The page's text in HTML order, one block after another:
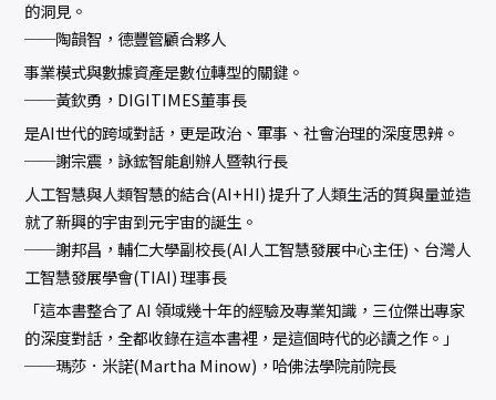
的洞見。
──陶韻智，德豐管顧合夥人
事業模式與數據資產是數位轉型的關鍵。
──黃欽勇，DIGITIMES董事長
是AI世代的跨域對話，更是政治、軍事、社會治理的深度思辨。
──謝宗震，詠鋐智能創辦人暨執行長
人工智慧與人類智慧的結合(AI+HI) 提升了人類生活的質與量並造
就了新興的宇宙到元宇宙的誕生。
──謝邦昌，輔仁大學副校長(AI人工智慧發展中心主任)、台灣人
工智慧發展學會(TIAI) 理事長
「這本書整合了 AI 領域幾十年的經驗及專業知識，三位傑出專家
的深度對話，全都收錄在這本書裡，是這個時代的必讀之作。」
──瑪莎．米諾(Martha Minow)，哈佛法學院前院長